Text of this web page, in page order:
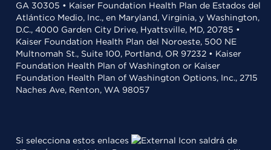
GA 30305 • Kaiser Foundation Health Plan de Estados del
Atlántico Medio, Inc., en Maryland, Virginia, y Washington,
D.C., 4000 Garden City Drive, Hyattsville, MD, 20785 •
Kaiser Foundation Health Plan del Noroeste, 500 NE
Multnomah St., Suite 100, Portland, OR 97232 • Kaiser
Foundation Health Plan of Washington or Kaiser
Foundation Health Plan of Washington Options, Inc., 2715
Naches Ave, Renton, WA 98057
Si selecciona estos enlaces
saldrá de